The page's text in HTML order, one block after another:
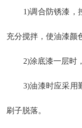
1)调合防锈漆，
充分搅拌，使油漆颜
2)涂底漆一层时
3)油漆时应采用
刷子脱落。